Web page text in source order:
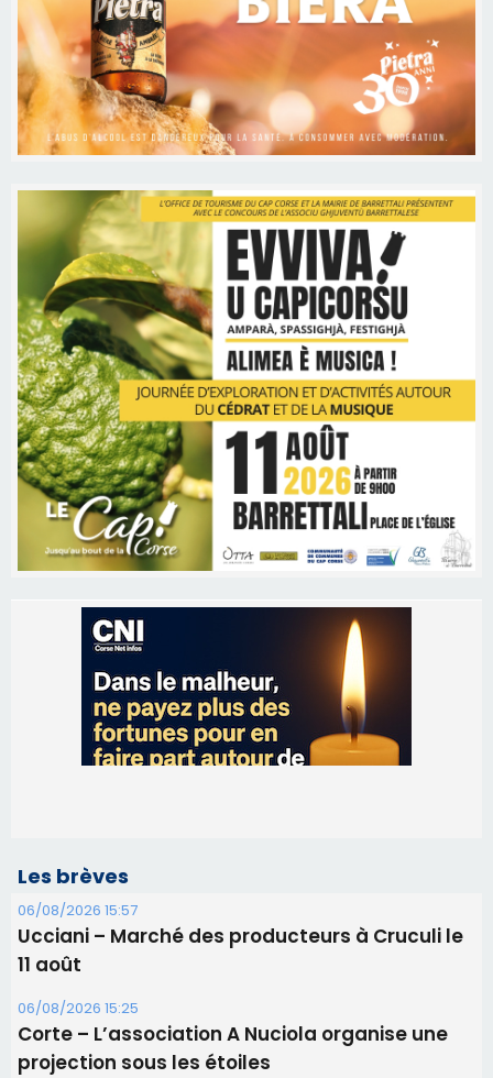
Les brèves
06/08/2026 15:57
Ucciani – Marché des producteurs à Cruculi le
11 août
06/08/2026 15:25
Corte – L’association A Nuciola organise une
projection sous les étoiles